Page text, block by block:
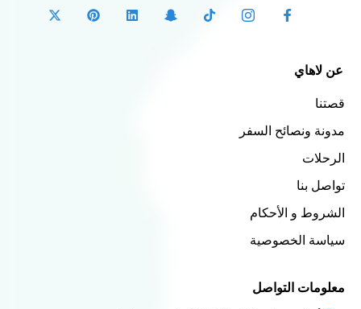
عن لاهاي
قصتنا
مدونة ونصائح السفر
الرحلات
تواصل بنا
الشروط و الأحكام
سياسة الخصوصية
معلومات التواصل